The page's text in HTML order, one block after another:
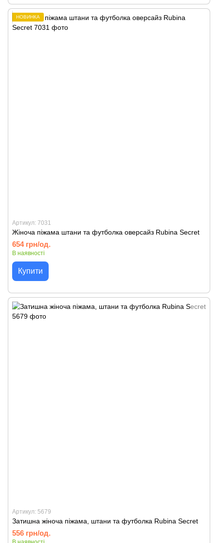
НОВИНКА
Артикул: 7031
Жіноча піжама штани та футболка оверсайз Rubina Secret
654 грн/од.
В наявності
Купити
Артикул: 5679
Затишна жіноча піжама, штани та футболка Rubina Secret
556 грн/од.